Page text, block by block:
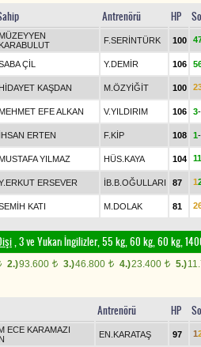
Antrenörü HP
MÜZEYYEN
KARABULUT
F.SERİNTÜRK 100 4
ÇİL Y.DEMİR 106 5
HİDAYET KAŞDAN M.ÖZYİĞİT 100 2
MEHMET EFE ALKAN V.YILDIRIM 106 3-
İHSAN ERTEN F.KİP 108 1-
MUSTAFA YILMAZ HÜS.KAYA 104 11
ERSEVER İB.B.OĞULLARI 87 1
KATI M.DOLAK 81 2
, 3 ve Yukarı İngilizler, 55 kg, 60 kg, 60 kg,
2.)93.600 t 3.)46.800 t 4.)23.400 t 5.)
Antrenörü HP
ECE KARAMAZI
EN.KARATAŞ 97 1